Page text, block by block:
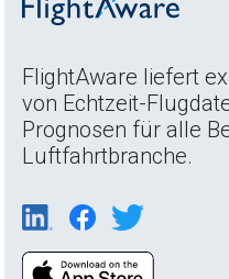
FlightAware liefert
von Echtzeit-
Prognosen für alle
Luftfahrtbranche.